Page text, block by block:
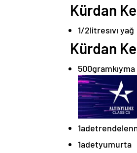
Kürdan
1/2litresıvı yağ
Kürdan
500gramkıyma
1adet
1adetyumurta